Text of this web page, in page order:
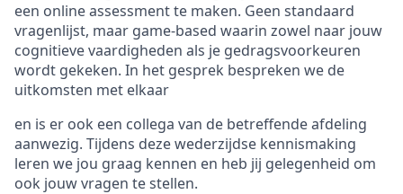
een online assessment te maken. Geen standaard
vragenlijst, maar game-based waarin zowel naar jouw
cognitieve vaardigheden als je gedragsvoorkeuren
wordt gekeken. In het gesprek bespreken we de
uitkomsten met elkaar
en is er ook een collega van de betreffende afdeling
aanwezig. Tijdens deze wederzijdse kennismaking
leren we jou graag kennen en heb jij gelegenheid om
ook jouw vragen te stellen.